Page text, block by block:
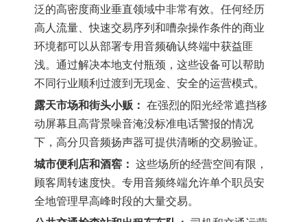
泛的高密度商业垂直领域中非常有效。任何经历
高人流量、快速交易序列和嘈杂操作条件的商业
环境都可以从部署专用音频确认终端中获益匪
浅。通过解决本地支付瓶颈，这些设备可以帮助
不同行业顺利过渡到无现金、安全的运营模式。
露天市场和街头小贩： 在强烈的阳光经常遮挡移
动屏幕且高背景噪音淹没标准电话警报的情况
下，高分贝音频扬声器可提供清晰的交易验证。
城市便利店和酒窖： 这些场所的经营空间有限，
顾客周转速度快。专用音频终端允许单个职员安
全地管理早高峰时段的大量交易。